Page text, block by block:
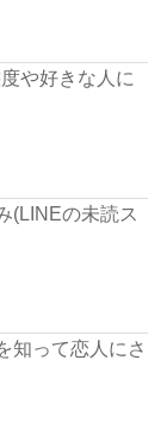
や好きな人に
(LINEの未読ス
知って恋人にさ